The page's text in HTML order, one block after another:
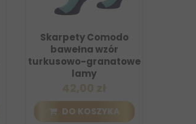
Skarpety Comodo
bawełna wzór
turkusowo-granatowe
lamy
DO KOSZYKA